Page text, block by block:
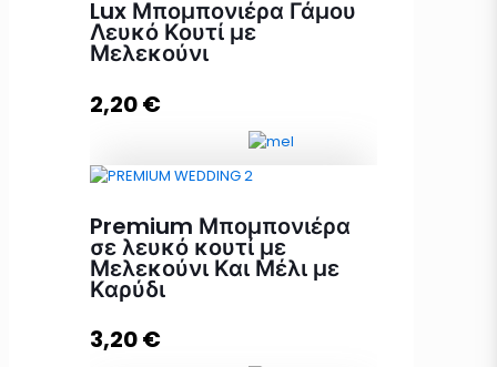
Μελεκούνι ποσότητα
Προσθήκη στο καλάθι
Lux Μπομπονιέρα Γάμου
Λευκό Κουτί με
Μελεκούνι
2,20€
Lux Μπομπονιέρα Γάμου Λευκό
Κουτί με Μελεκούνι ποσότητα
Premium Μπομπονιέρα
σε λευκό κουτί με
Μελεκούνι Και Μέλι με
Καρύδι
3,20€